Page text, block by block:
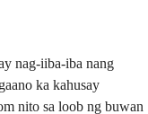
nag-iiba-iba nang
ka kahusay
nito sa loob ng buwan